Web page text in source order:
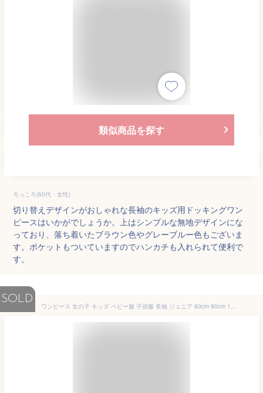
類似商品を探す
ろっころ(60代・女性)
切り替えデザインがおしゃれな長袖のキッズ用ドッキングワン
ピースはいかがでしょうか。上はシンプルな無地デザインにな
っており、落ち着いたブラウン色やグレーブルー色もございま
す。ポケットもついていますのでハンカチも入れられて便利で
す。
SOLD
ワンピース 女の子 キッズ ベビー服 子供服 長袖 ジュニア 80cm 90cm 100cm 110cm 120cm 130cm 140cm オトナト otonato ベージュ チャコール ダークグリーン 250g